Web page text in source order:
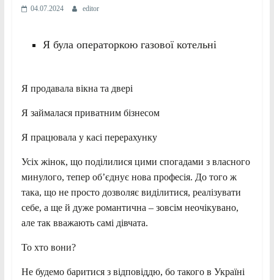
04.07.2024 editor
Я була операторкою газової котельні
Я продавала вікна та двері
Я займалася приватним бізнесом
Я працювала у касі перерахунку
Усіх жінок, що поділилися цими спогадами з власного
минулого, тепер об’єднує нова професія. До того ж
така, що не просто дозволяє виділитися, реалізувати
себе, а ще й дуже романтична – зовсім неочікувано,
але так вважають самі дівчата.
То хто вони?
Не будемо баритися з відповіддю, бо такого в Україні